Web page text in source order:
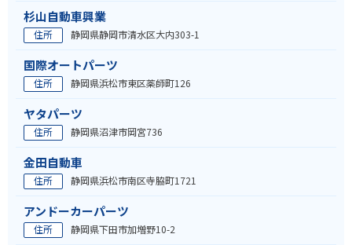
杉山自動車興業
住所 静岡県静岡市清水区大内303-1
国際オートパーツ
住所 静岡県浜松市東区薬師町126
ヤタパーツ
住所 静岡県沼津市岡宮736
金田自動車
住所 静岡県浜松市南区寺脇町1721
アンドーカーパーツ
住所 静岡県下田市加増野10-2